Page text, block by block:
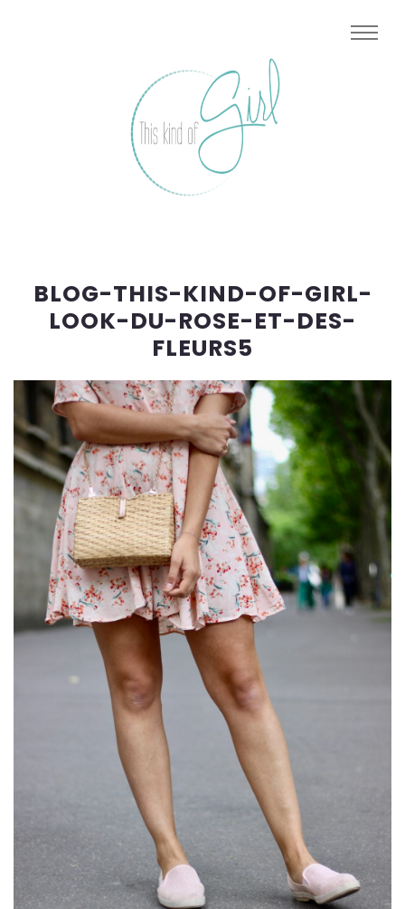
BLOG-THIS-KIND-OF-GIRL-
LOOK-DU-ROSE-ET-DES-
FLEURS5